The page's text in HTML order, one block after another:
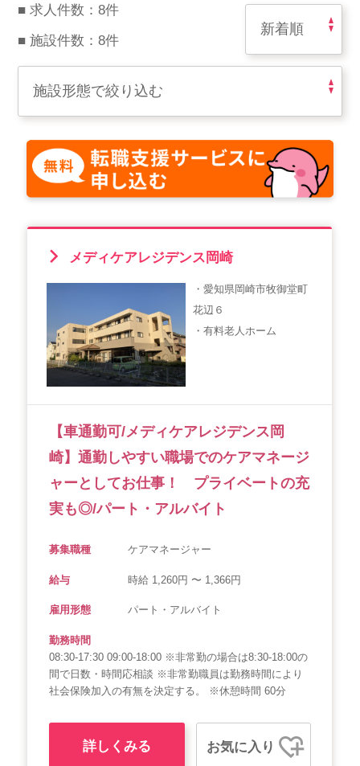
紹介会社を使うメリットについて
介護・看護のお仕事について
利用者の声
WEB勤怠
支店連絡先一覧
会社概要 個人情報保護方針 利用規約
お知らせ 採用担当者様へ サイトマップ
■ 求人件数：8件
■ 施設件数：8件
メディケアレジデンス岡崎
・愛知県岡崎市牧御堂町
花辺６
・有料老人ホーム
【車通勤可/メディケアレジデンス岡
崎】通勤しやすい職場でのケアマネージ
ャーとしてお仕事！ プライベートの充
実も◎/パート・アルバイト
募集職種 ケアマネージャー
給与 時給 1,260円 〜 1,366円
雇用形態 パート・アルバイト
勤務時間
08:30-17:30 09:00-18:00 ※非常勤の場合は8:30-18:00の
間で日数・時間応相談 ※非常勤職員は勤務時間により
社会保険加入の有無を決定する。 ※休憩時間 60分
詳しくみる お気に入り